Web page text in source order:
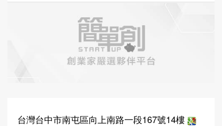
待每天早晨起床步入WorkMate-伴工共享工作空間的
時刻。 WorkMate-伴工共享工作空間,期待你的到來。
台灣台中市南屯區向上南路一段167號14樓